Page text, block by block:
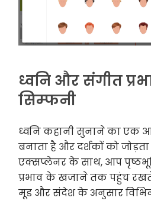
ध्वनि और संगीत
सिम्फनी
ध्वनि कहानी सुनाने का एक
बनाता है और दर्शकों को
एक्सप्लेनर के साथ, आप
प्रभाव के खजाने तक पहुंच
मूड और संदेश के अनुसार